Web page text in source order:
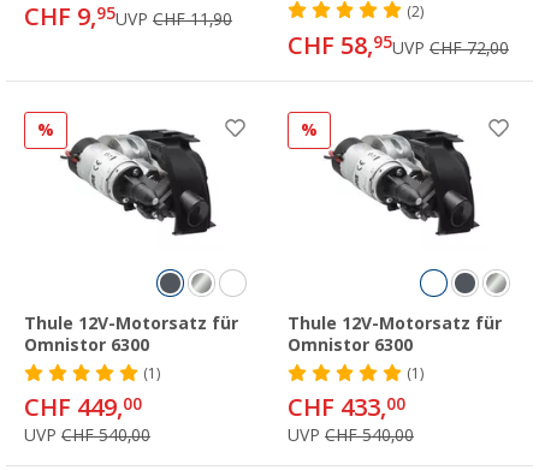
CHF 9,95UVP CHF 11,90 (2)
CHF 58,95UVP CHF 72,00
%
Thule 12V-Motorsatz für
Omnistor 6300
(1)
CHF 449,00
UVP CHF 540,00
%
Thule 12V-Motorsatz für
Omnistor 6300
(1)
CHF 433,00
UVP CHF 540,00